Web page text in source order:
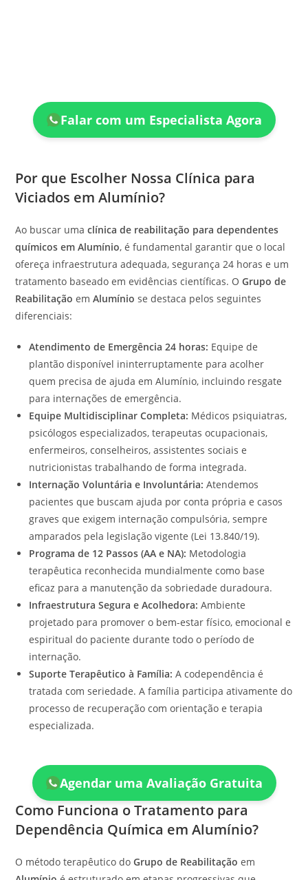
Falar com um Especialista Agora
Por que Escolher Nossa Clínica para
Viciados em Alumínio?
Ao buscar umaclínica de reabilitação para dependentes
químicos em Alumínio, é fundamental garantir que o local
ofereça infraestrutura adequada, segurança 24 horas e um
tratamento baseado em evidências científicas. OGrupo de
Reabilitação emAlumínio se destaca pelos seguintes
diferenciais:
Atendimento de Emergência 24 horas: Equipe de
plantão disponível ininterruptamente para acolher
quem precisa de ajuda em Alumínio, incluindo resgate
para internações de emergência.
Equipe Multidisciplinar Completa: Médicos psiquiatras,
psicólogos especializados, terapeutas ocupacionais,
enfermeiros, conselheiros, assistentes sociais e
nutricionistas trabalhando de forma integrada.
Internação Voluntária e Involuntária: Atendemos
pacientes que buscam ajuda por conta própria e casos
graves que exigem internação compulsória, sempre
amparados pela legislação vigente (Lei 13.840/19).
Programa de 12 Passos (AA e NA): Metodologia
terapêutica reconhecida mundialmente como base
eficaz para a manutenção da sobriedade duradoura.
Infraestrutura Segura e Acolhedora: Ambiente
projetado para promover o bem-estar físico, emocional e
espiritual do paciente durante todo o período de
internação.
Suporte Terapêutico à Família: A codependência é
tratada com seriedade. A família participa ativamente do
processo de recuperação com orientação e terapia
especializada.
Agendar uma Avaliação Gratuita
Como Funciona o Tratamento para
Dependência Química em Alumínio?
O método terapêutico doGrupo de Reabilitação em